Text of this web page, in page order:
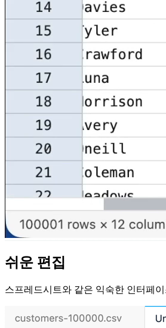
쉬운 편집
스프레드시트와 같은 익숙한 인터페